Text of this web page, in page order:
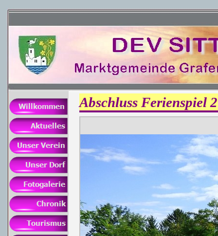
Abschluss Ferienspiel